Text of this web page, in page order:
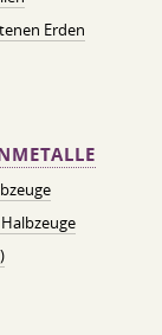
Erden